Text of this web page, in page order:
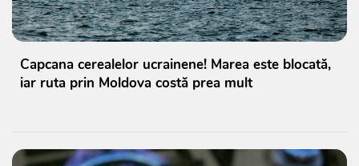
Capcana cerealelor ucrainene! Marea este blocată,
iar ruta prin Moldova costă prea mult